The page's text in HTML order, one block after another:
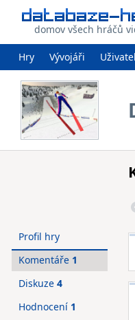
domov všech hráčů
Hry Vývojáři
Profil hry
Komentáře 1
Diskuze 4
Hodnocení 1